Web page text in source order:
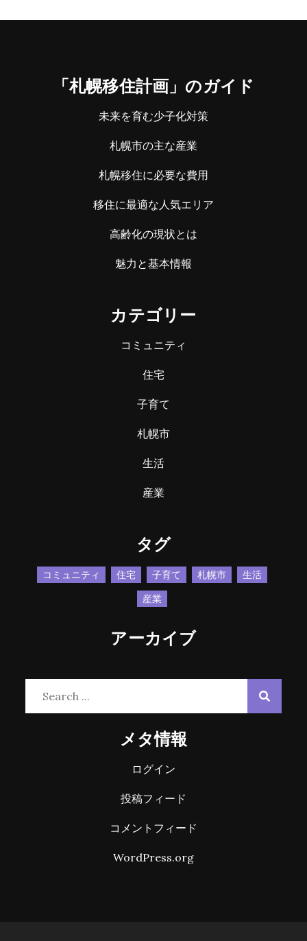
「札幌移住計画」のガイド
未来を育む少子化対策
札幌市の主な産業
札幌移住に必要な費用
移住に最適な人気エリア
高齢化の現状とは
魅力と基本情報
カテゴリー
コミュニティ
住宅
子育て
札幌市
生活
産業
タグ
コミュニティ 住宅 子育て 札幌市
生活
産業
アーカイブ
メタ情報
ログイン
投稿フィード
コメントフィード
WordPress.org